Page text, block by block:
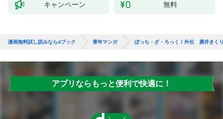
キャンペーン 無料
漫画無料試し読みならdブック 青年マンガ ぼっち・ざ・ろっく！外伝 廣井きく
アプリならもっと便利で快適に！